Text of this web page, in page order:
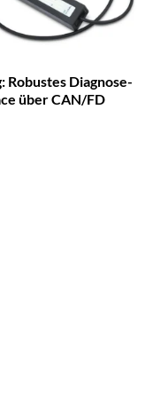
Robustes Diagnose-
über CAN/FD